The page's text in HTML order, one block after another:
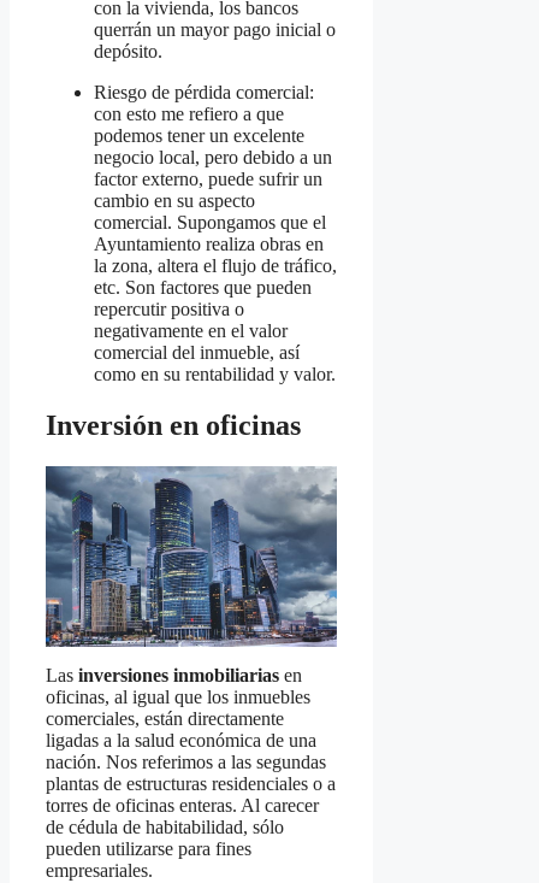
con la vivienda, los bancos
querrán un mayor pago inicial o
depósito.
Riesgo de pérdida comercial:
con esto me refiero a que
podemos tener un excelente
negocio local, pero debido a un
factor externo, puede sufrir un
cambio en su aspecto
comercial. Supongamos que el
Ayuntamiento realiza obras en
la zona, altera el flujo de tráfico,
etc. Son factores que pueden
repercutir positiva o
negativamente en el valor
comercial del inmueble, así
como en su rentabilidad y valor.
Inversión en oficinas
Las inversiones inmobiliarias en
oficinas, al igual que los inmuebles
comerciales, están directamente
ligadas a la salud económica de una
nación. Nos referimos a las segundas
plantas de estructuras residenciales o a
torres de oficinas enteras. Al carecer
de cédula de habitabilidad, sólo
pueden utilizarse para fines
empresariales.